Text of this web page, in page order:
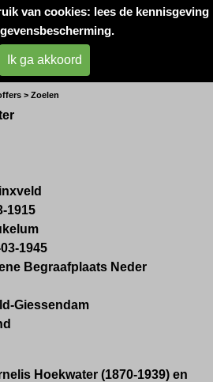
van cookies: lees de kennisgeving
Ik ga akkoord
Betuwe
> Zoelen
1915
1945
Begraafplaats Neder
Giessendam
Hoekwater (1870-1939) en